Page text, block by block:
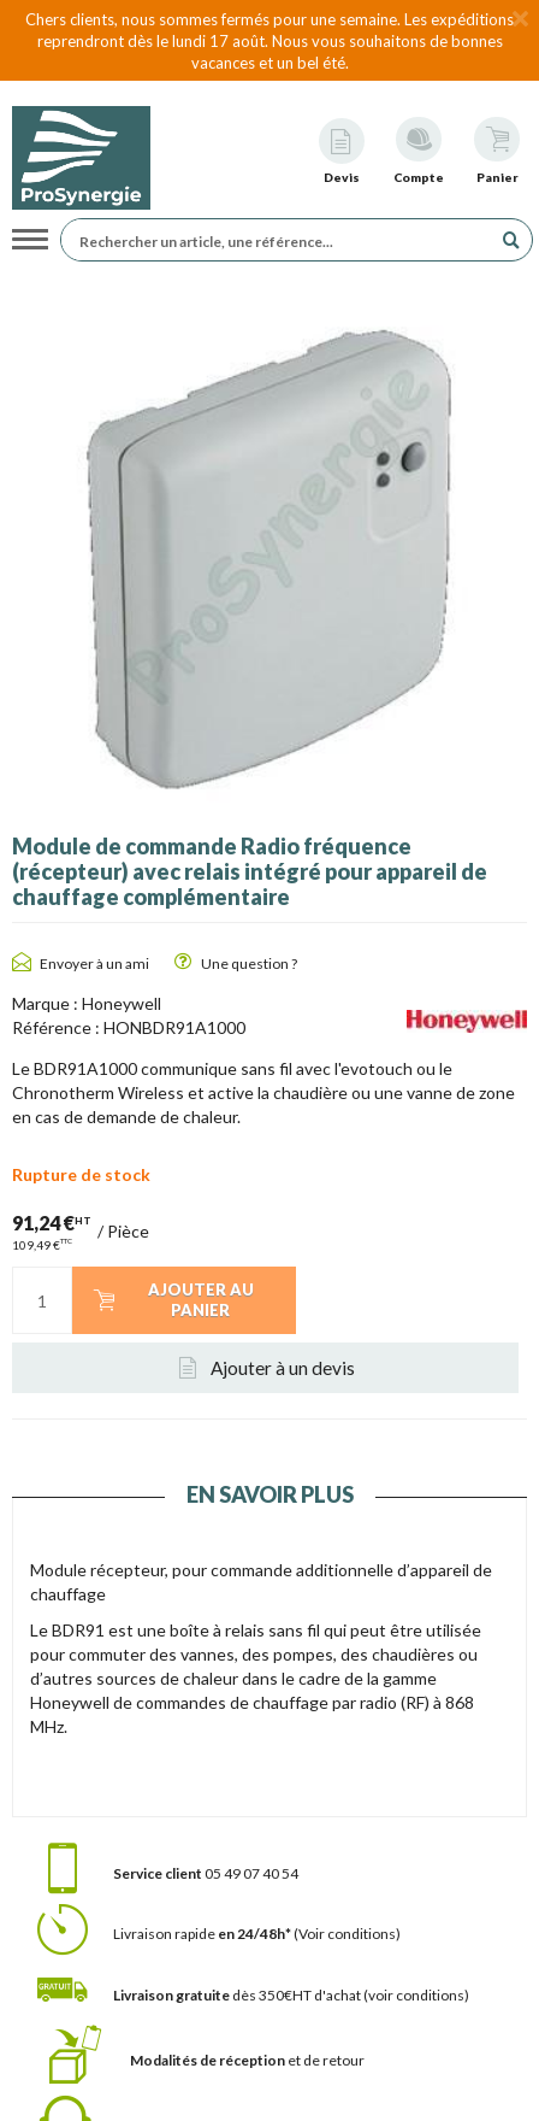
Chers clients, nous sommes fermés pour une semaine. Les expéditions
reprendront dès le lundi 17 août. Nous vous souhaitons de bonnes
vacances et un bel été.
Devis Compte Panier
Navigation
Module de commande Radio fréquence
(récepteur) avec relais intégré pour appareil de
chauffage complémentaire
Envoyer à un ami Une question ?
Marque : Honeywell
Référence : HONBDR91A1000
Le BDR91A1000 communique sans fil avec l'evotouch ou le
Chronotherm Wireless et active la chaudière ou une vanne de zone
en cas de demande de chaleur.
Rupture de stock
91,24 €HT
109,49 €TTC /Pièce
AJOUTER AU
PANIER
Ajouter à un devis
EN SAVOIR PLUS
Module récepteur, pour commande additionnelle d’appareil de
chauffage
Le BDR91 est une boîte à relais sans fil qui peut être utilisée
pour commuter des vannes, des pompes, des chaudières ou
d’autres sources de chaleur dans le cadre de la gamme
Honeywell de commandes de chauffage par radio (RF) à 868
MHz.
Service client 05 49 07 40 54
Livraison rapide en 24/48h*(Voir conditions)
Livraison gratuite dès 350€HT d'achat(voir conditions)
Modalités de réception et de retour